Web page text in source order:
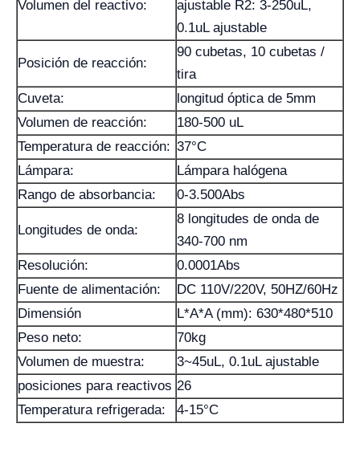
Volumen del reactivo:
ajustable R2: 3-250uL,
0.1uL ajustable
Posición de reacción:
90 cubetas, 10 cubetas /
tira
Cuveta:
longitud óptica de 5mm
Volumen de reacción:
180-500 uL
Temperatura de reacción: 37°C
Lámpara:
Lámpara halógena
Rango de absorbancia:
0-3.500Abs
Longitudes de onda:
8 longitudes de onda de
340-700 nm
Resolución:
0.0001Abs
Fuente de alimentación:
DC 110V/220V, 50HZ/60Hz
Dimensión
L*A*A (mm): 630*480*510
Peso neto:
70kg
Volumen de muestra:
3~45uL, 0.1uL ajustable
posiciones para reactivos 26
Temperatura refrigerada:
4-15°C